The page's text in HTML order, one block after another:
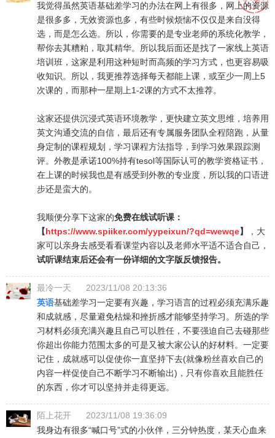
我觉得虽然英语基础差学习的办法在网上有很多，网上的资源
是很多多，无效资源也多，有些时候烦恼不仅仅是来自没得
选，而是怎么选。所以，你需要的是专业老师的系统化教学，
帮你去其糟粕，取其精华。所以我后面还是找了一家线上英语
培训班，这家是利用这种短时而高频的学习方式，也更容易吸
收知识。所以，我更推荐选择每天都能上课，或至少一周上5
次课的，而那种一星期上1-2课的方式不太推荐。
这家还提供沉浸式英语环境教学，更快建立英文思维，培养用
英文沟通交流的自信，最后还有专属服务团队全程陪跑，从量
身定制的课程规划，学习课程方法指导，到学习效果跟踪测
评。外教是承诺100%持有tesol等国际认可的教学资格证书，
在上课的时候我也是有感受到外教的专业度，所以我的口语进
步还是蛮大的。
我顺便分享下这家的免费在线试听课：
【https://www.spiiker.com/yypeixun/?qd=wewqe】
，大
家可以亲身去感受看看课堂内容以及老师水平适不适合自己，
试听课结束后还会有一份详细的文字版反馈报告。
最冷一天
2023/11/08 20:13:36
英语基础差学习一定要有兴趣，学习语言的过程必须充满乐趣
和成就感，尽量避免枯燥和挫折感才能够坚持学习。所选的学
习材料必须充满兴趣且自己可以胜任，不要强迫自己去碰那些
你超出你能力范围太多的可是又被大家公认的好材料。一定要
记住，成就感可以促使你一直坚持下去(就像粉丝喜欢自己的
内容一样促使自己不断学习不断输出)，只有你喜欢且能胜任
的东西，你才可以坚持并走得更远。
陌上花开
2023/11/08 19:36:09
我身边有很多“喊口号”式的小伙伴，三分钟热度，某天心血来